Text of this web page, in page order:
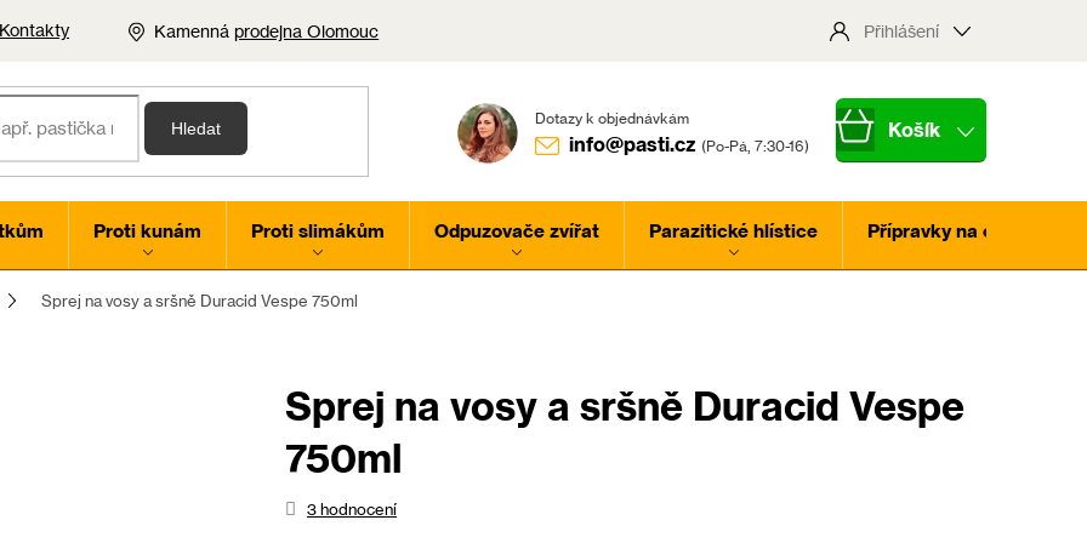
Kamennáprodejna Olomouc
Kontakty Přihlášení
Hledat
info@pasti.cz
Nákupní
Proti kunám Proti slimákům Odpuzovače zvířat Parazitické hlístice Přípravky na ochranu
Sprej na vosy a sršně Duracid Vespe 750ml
Sprej na vosy a sršně Duracid Vespe
750ml
Průměrné
3 hodnocení